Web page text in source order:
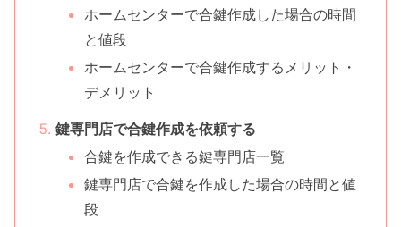
ホームセンターで合鍵作成した場合の時間
と値段
ホームセンターで合鍵作成するメリット・
デメリット
鍵専門店で合鍵作成を依頼する
合鍵を作成できる鍵専門店一覧
鍵専門店で合鍵を作成した場合の時間と値
段